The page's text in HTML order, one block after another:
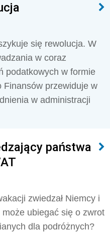
się rewolucja. W
w coraz
podatkowych w formie
Finansów przewiduje w
w administracji
państwa
zwiedzał Niemcy i
może ubiegać się o zwrot
dla podróżnych?